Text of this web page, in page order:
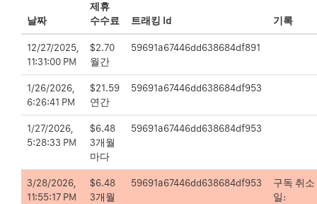
날짜
제휴
수수료
트래킹 Id 기록
12/27/2025,
11:31:00 PM
$2.70
월간
59691a67446dd638684df891
1/26/2026,
6:26:41 PM
$21.59
연간
59691a67446dd638684df953
1/27/2026,
5:28:33 PM
$6.48
3개월
마다
59691a67446dd638684df953
3/28/2026,
11:55:17 PM
$6.48
3개월
59691a67446dd638684df953
구독 취소
일: